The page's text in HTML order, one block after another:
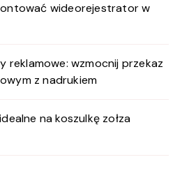
wideorejestrator w
reklamowe: wzmocnij przekaz
z nadrukiem
na koszulkę zołza